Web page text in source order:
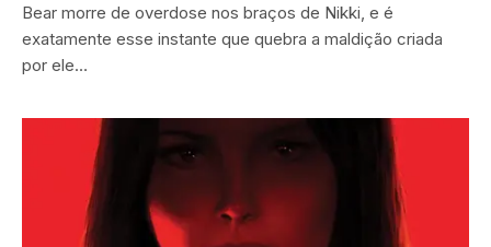
Bear morre de overdose nos braços de Nikki, e é
exatamente esse instante que quebra a maldição criada
por ele…